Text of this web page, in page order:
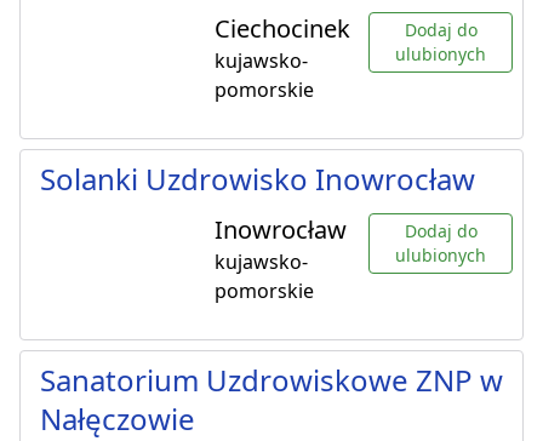
Ciechocinek
kujawsko-
pomorskie
Dodaj do
ulubionych
Solanki Uzdrowisko Inowrocław
Inowrocław
kujawsko-
pomorskie
Dodaj do
ulubionych
Sanatorium Uzdrowiskowe ZNP w
Nałęczowie